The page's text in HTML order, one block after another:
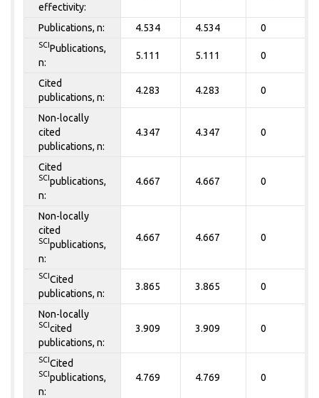
effectivity:
Publications, n: 4.534 4.534 0
SCI Publications,
n:
5.111 5.111 0
Cited
publications, n:
4.283 4.283 0
Non-locally
cited
publications, n:
4.347 4.347 0
Cited
SCI publications,
n:
4.667 4.667 0
Non-locally
cited
SCI publications,
n:
4.667 4.667 0
SCI Cited
publications, n:
3.865 3.865 0
Non-locally
SCI cited
publications, n:
3.909 3.909 0
SCI Cited
SCI publications,
n:
4.769 4.769 0